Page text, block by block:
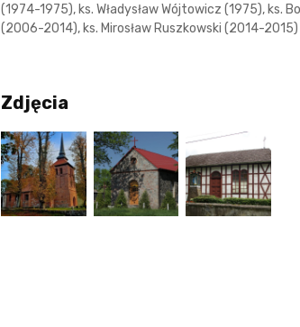
(1974-1975), ks. Władysław Wójtowicz (1975), ks.
(2006-2014), ks. Mirosław Ruszkowski (2014-2015)
Zdjęcia